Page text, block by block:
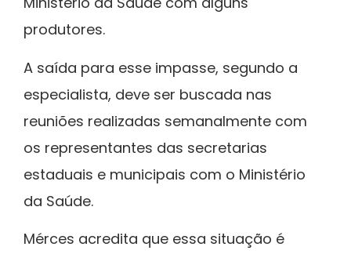
produtores.
A saída para esse impasse, segundo a
especialista, deve ser buscada nas
reuniões realizadas semanalmente com
os representantes das secretarias
estaduais e municipais com o Ministério
da Saúde.
Mérces acredita que essa situação é